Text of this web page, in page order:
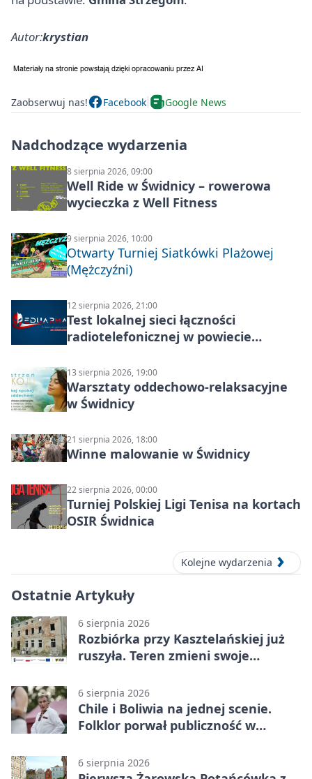
Autor:krystian
Zaobserwuj nas! Facebook Google News
Nadchodzące wydarzenia
8 sierpnia 2026, 09:00
Well Ride w Świdnicy – rowerowa
wycieczka z Well Fitness
9 sierpnia 2026, 10:00
Otwarty Turniej Siatkówki Plażowej
(Mężczyźni)
12 sierpnia 2026, 21:00
Test lokalnej sieci łączności
radiotelefonicznej w powiecie
13 sierpnia 2026, 19:00
Warsztaty oddechowo-relaksacyjne
w Świdnicy
21 sierpnia 2026, 18:00
Winne malowanie w Świdnicy
22 sierpnia 2026, 00:00
Turniej Polskiej Ligi Tenisa na kortach
OSIR Świdnica
Kolejne wydarzenia
Ostatnie Artykuły
6 sierpnia 2026
Rozbiórka przy Kasztelańskiej już
ruszyła. Teren zmieni swoje
6 sierpnia 2026
Chile i Boliwia na jednej scenie.
Folklor porwał publiczność w
6 sierpnia 2026